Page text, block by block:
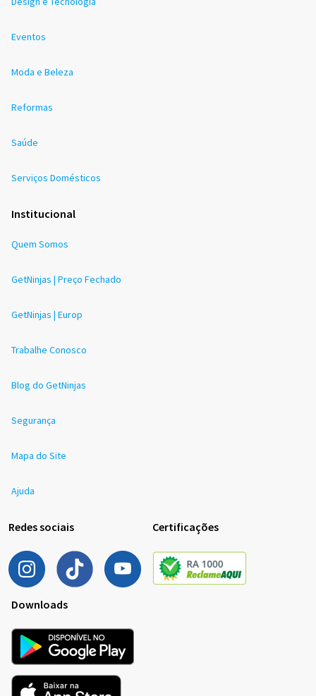
Eventos
Moda e Beleza
Reformas
Saúde
Serviços Domésticos
Institucional
Quem Somos
GetNinjas | Preço Fechado
GetNinjas | Europ
Trabalhe Conosco
Blog do GetNinjas
Segurança
Mapa do Site
Ajuda
Redes sociais Certificações
Downloads